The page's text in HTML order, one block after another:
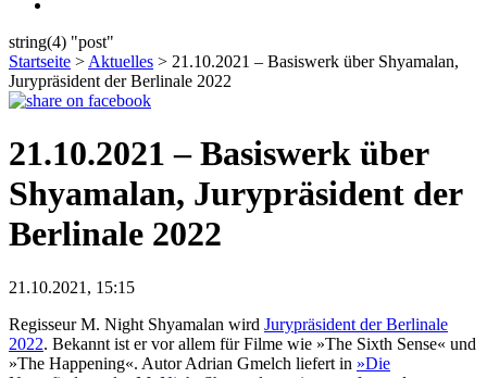
string(4) "post"
Startseite > Aktuelles > 21.10.2021 – Basiswerk über Shyamalan,
Jurypräsident der Berlinale 2022
21.10.2021 – Basiswerk über
Shyamalan, Jurypräsident der
Berlinale 2022
21.10.2021, 15:15
Regisseur M. Night Shyamalan wird Jurypräsident der Berlinale
2022. Bekannt ist er vor allem für Filme wie »The Sixth Sense« und
»The Happening«. Autor Adrian Gmelch liefert in »Die